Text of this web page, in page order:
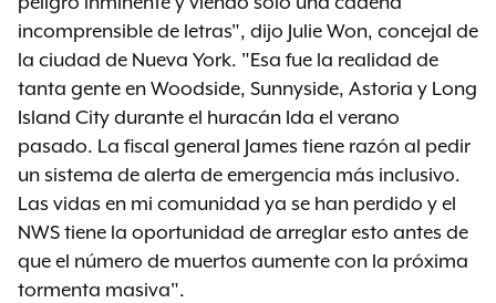
incomprensible de letras", dijo Julie Won, concejal de
la ciudad de Nueva York. "Esa fue la realidad de
tanta gente en Woodside, Sunnyside, Astoria y Long
Island City durante el huracán Ida el verano
pasado. La fiscal general James tiene razón al pedir
un sistema de alerta de emergencia más inclusivo.
Las vidas en mi comunidad ya se han perdido y el
NWS tiene la oportunidad de arreglar esto antes de
que el número de muertos aumente con la próxima
tormenta masiva".